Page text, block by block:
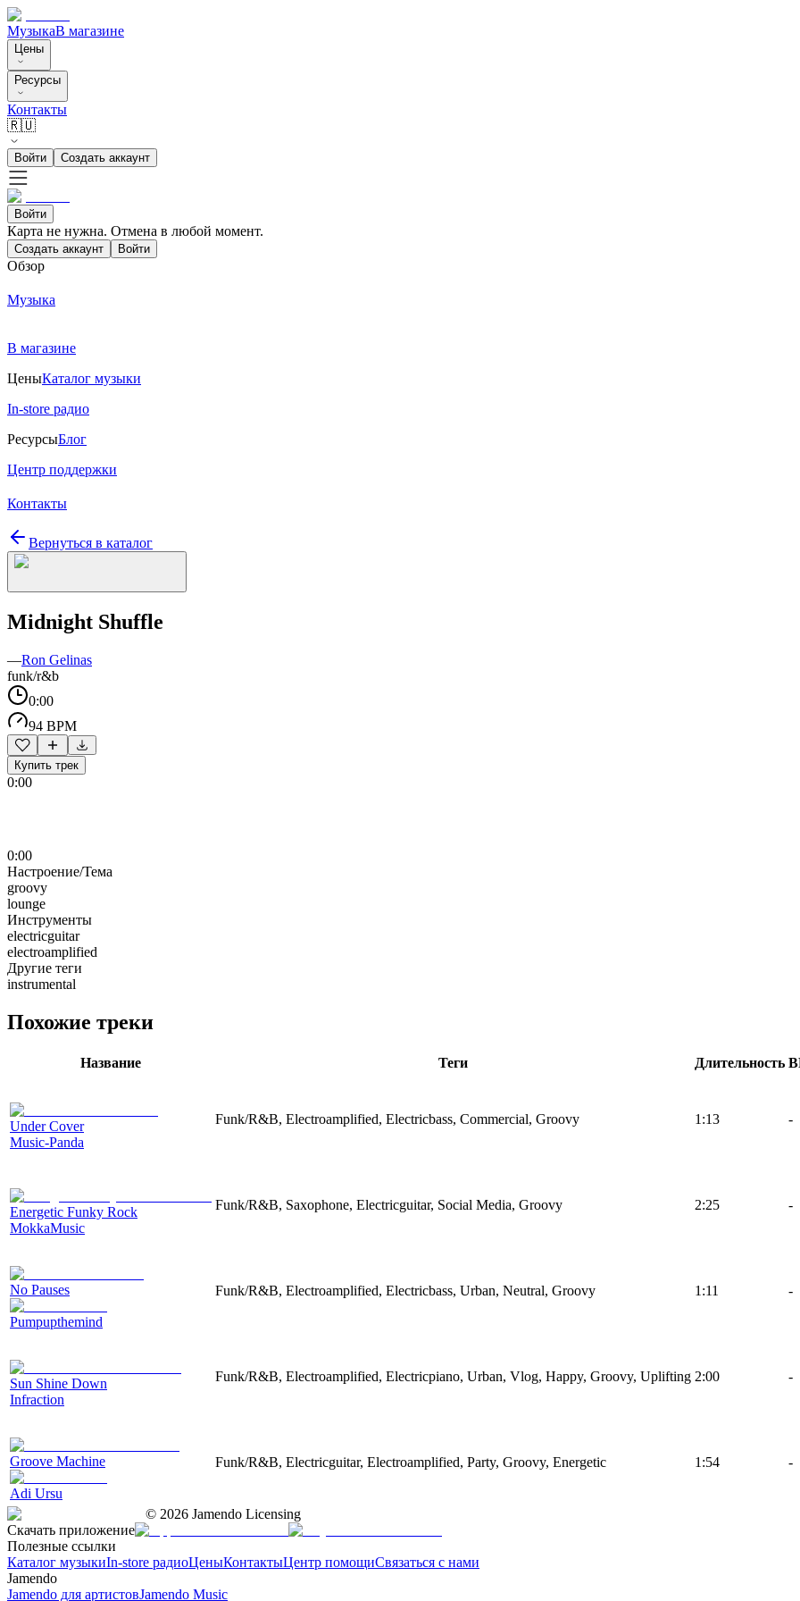
МузыкаВ магазине
Цены
Ресурсы
Контакты
🇷🇺
Войти Создать аккаунт
Войти
Карта не нужна. Отмена в любой момент.
Создать аккаунт Войти
Обзор
Музыка
В магазине
ЦеныКаталог музыки
In-store радио
РесурсыБлог
Центр поддержки
Контакты
Вернуться в каталог
Midnight Shuffle
—Ron Gelinas
funk/r&b
0:00
94 BPM
Купить трек
0:00
0:00
Настроение/Тема
groovy
lounge
Инструменты
electricguitar
electroamplified
Другие теги
instrumental
Похожие треки
Название Теги Длительность
Under Cover
Music-Panda
Funk/R&B, Electroamplified, Electricbass, Commercial, Groovy 1:13 -
Energetic Funky Rock
MokkaMusic
Funk/R&B, Saxophone, Electricguitar, Social Media, Groovy 2:25 -
No Pauses
Pumpupthemind
Funk/R&B, Electroamplified, Electricbass, Urban, Neutral, Groovy 1:11 -
Sun Shine Down
Infraction
Funk/R&B, Electroamplified, Electricpiano, Urban, Vlog, Happy, Groovy, Uplifting 2:00 -
Groove Machine
Adi Ursu
Funk/R&B, Electricguitar, Electroamplified, Party, Groovy, Energetic 1:54 -
© 2026 Jamendo Licensing
Скачать приложение
Полезные ссылки
Каталог музыкиIn-store радиоЦеныКонтактыЦентр помощиСвязаться с нами
Jamendo
Jamendo для артистовJamendo Music